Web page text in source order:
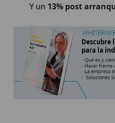
Y un 13% post